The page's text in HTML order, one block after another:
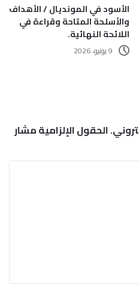
الأسود في المونديال / الأهداف
والأسلحة المتاحة وقراءة في
اللائحة النهائية.
9 يونيو، 2026
الحقول الإلزامية مشار